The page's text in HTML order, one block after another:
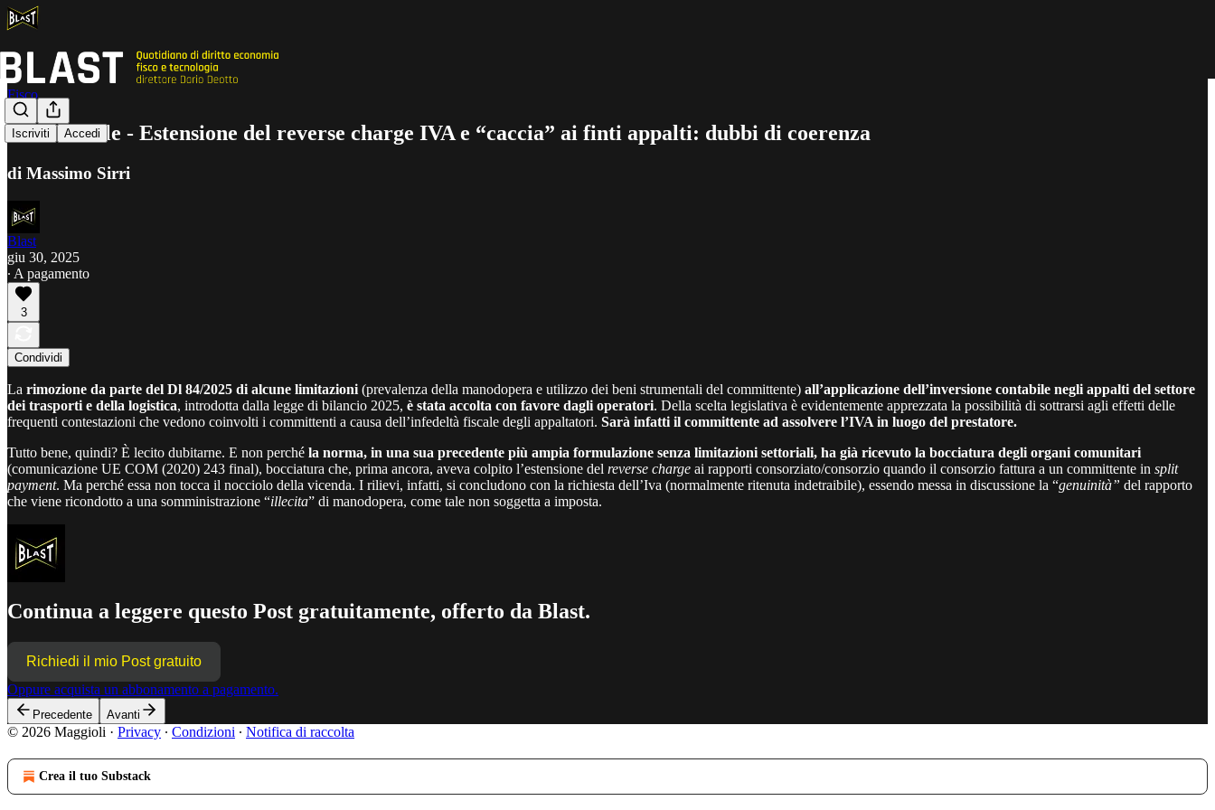
Iscriviti Accedi
Fisco
L’Editoriale - Estensione del reverse charge IVA e “caccia” ai finti appalti: dubbi di coerenza
di Massimo Sirri
Blast
giu 30, 2025
∙ A pagamento
3
Condividi
La rimozione da parte del Dl 84/2025 di alcune limitazioni (prevalenza della manodopera e utilizzo dei beni strumentali del committente) all’applicazione dell’inversione contabile negli appalti del settore
dei trasporti e della logistica, introdotta dalla legge di bilancio 2025, è stata accolta con favore dagli operatori. Della scelta legislativa è evidentemente apprezzata la possibilità di sottrarsi agli effetti delle
frequenti contestazioni che vedono coinvolti i committenti a causa dell’infedeltà fiscale degli appaltatori. Sarà infatti il committente ad assolvere l’IVA in luogo del prestatore.
Tutto bene, quindi? È lecito dubitarne. E non perché la norma, in una sua precedente più ampia formulazione senza limitazioni settoriali, ha già ricevuto la bocciatura degli organi comunitari
(comunicazione UE COM (2020) 243 final), bocciatura che, prima ancora, aveva colpito l’estensione del reverse charge ai rapporti consorziato/consorzio quando il consorzio fattura a un committente in split
payment. Ma perché essa non tocca il nocciolo della vicenda. I rilievi, infatti, si concludono con la richiesta dell’Iva (normalmente ritenuta indetraibile), essendo messa in discussione la “genuinità” del rapporto
che viene ricondotto a una somministrazione “illecita” di manodopera, come tale non soggetta a imposta.
Continua a leggere questo Post gratuitamente, offerto da Blast.
Richiedi il mio Post gratuito
Oppure acquista un abbonamento a pagamento.
Precedente Avanti
© 2026 Maggioli · Privacy ∙ Condizioni ∙ Notifica di raccolta
Crea il tuo Substack